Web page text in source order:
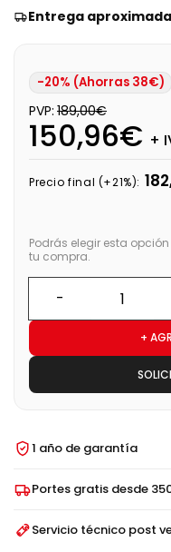
Entrega
-20% (Ahorras 38€)
PVP: 189,00€
150,96€ +
Precio final (+21%):
Podrás elegir esta
tu compra.
+
1 año de garantía
Portes gratis desde
Servicio técnico post